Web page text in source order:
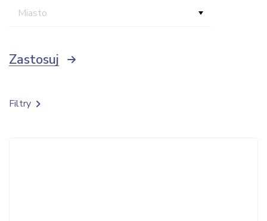
Miasto
Zastosuj
Filtry